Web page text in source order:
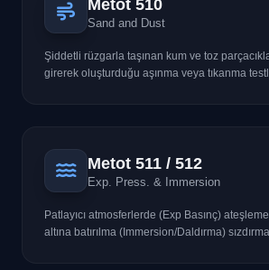
Metot 510
Sand and Dust
Şiddetli rüzgarla taşınan kum ve toz
girerek oluşturduğu aşınma veya tıkanma
Metot 511 / 512
Exp. Press. & Immersion
Patlayıcı atmosferlerde (Exp Basınç)
altına batırılma (Immersion/Daldırma)